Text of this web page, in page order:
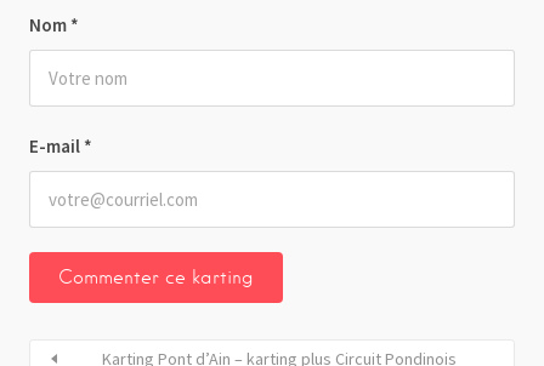
Nom *
E-mail *
Karting Pont d’Ain – karting plus Circuit Pondinois